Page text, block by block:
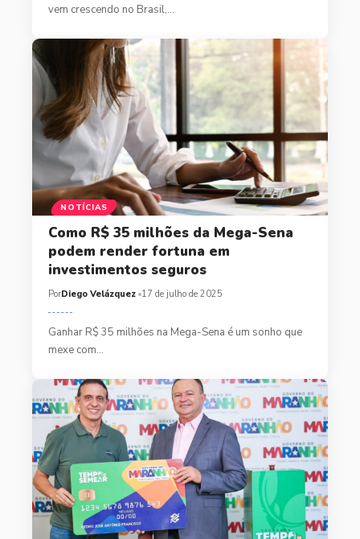
vem crescendo no Brasil,…
NOTÍCIAS
Como R$ 35 milhões da Mega-Sena
podem render fortuna em
investimentos seguros
PorDiego Velázquez 17 de julho de 2025
Ganhar R$ 35 milhões na Mega-Sena é um sonho que
mexe com…